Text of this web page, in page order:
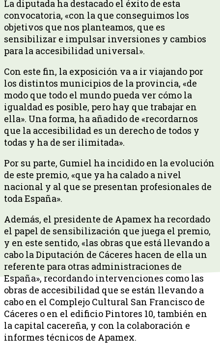
La diputada ha destacado el éxito de esta
convocatoria, «con la que conseguimos los
objetivos que nos planteamos, que es
sensibilizar e impulsar inversiones y cambios
para la accesibilidad universal».
Con este fin, la exposición va a ir viajando por
los distintos municipios de la provincia, «de
modo que todo el mundo pueda ver cómo la
igualdad es posible, pero hay que trabajar en
ella». Una forma, ha añadido de «recordarnos
que la accesibilidad es un derecho de todos y
todas y ha de ser ilimitada».
Por su parte, Gumiel ha incidido en la evolución
de este premio, «que ya ha calado a nivel
nacional y al que se presentan profesionales de
toda España».
Además, el presidente de Apamex ha recordado
el papel de sensibilización que juega el premio,
y en este sentido, «las obras que está llevando a
cabo la Diputación de Cáceres hacen de ella un
referente para otras administraciones de
España», recordando intervenciones como las
obras de accesibilidad que se están llevando a
cabo en el Complejo Cultural San Francisco de
Cáceres o en el edificio Pintores 10, también en
la capital cacereña, y con la colaboración e
informes técnicos de Apamex.